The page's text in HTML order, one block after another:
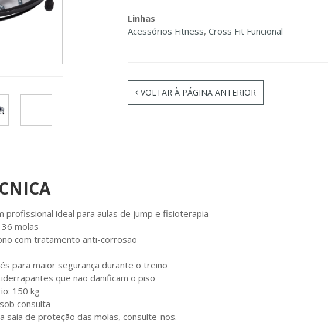
Linhas
Acessórios Fitness, Cross Fit Funcional
VOLTAR À PÁGINA ANTERIOR
profissional ideal para aulas de jump e fisioterapia
molas
com tratamento anti-corrosão
para maior segurança durante o treino
que não danificam o piso
150 kg
consulta
saia de proteção das molas, consulte-nos.